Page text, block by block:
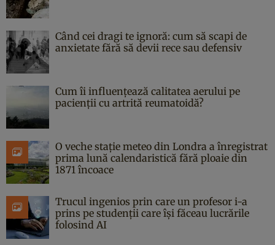
Când cei dragi te ignoră: cum să scapi de
anxietate fără să devii rece sau defensiv
Cum îi influențează calitatea aerului pe
pacienții cu artrită reumatoidă?
O veche stație meteo din Londra a înregistrat
prima lună calendaristică fără ploaie din
1871 încoace
Trucul ingenios prin care un profesor i-a
prins pe studenții care își făceau lucrările
folosind AI